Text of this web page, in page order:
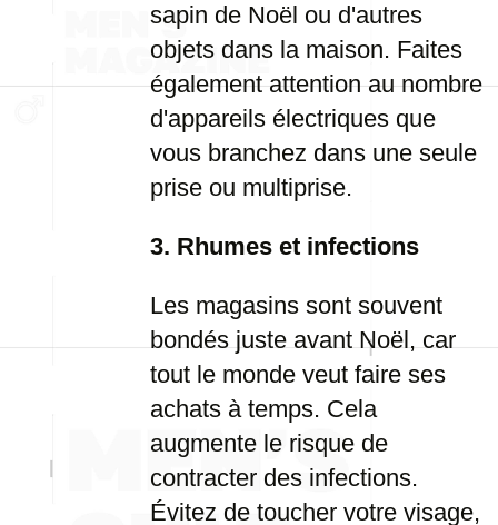
sapin de Noël ou d'autres
objets dans la maison. Faites
également attention au nombre
d'appareils électriques que
vous branchez dans une seule
prise ou multiprise.
3. Rhumes et infections
Les magasins sont souvent
bondés juste avant Noël, car
tout le monde veut faire ses
achats à temps. Cela
augmente le risque de
contracter des infections.
Évitez de toucher votre visage,